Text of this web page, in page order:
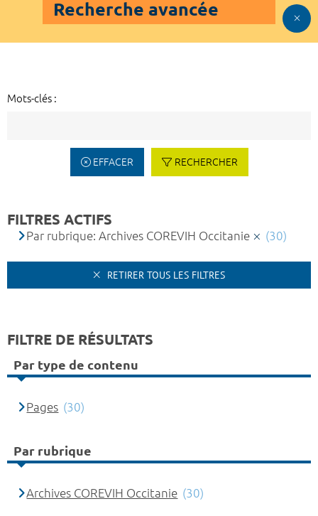
Recherche avancée
Mots-clés :
EFFACER RECHERCHER
FILTRES ACTIFS
Par rubrique: Archives COREVIH Occitanie (30)
RETIRER TOUS LES FILTRES
FILTRE DE RÉSULTATS
Par type de contenu
Pages (30)
Par rubrique
Archives COREVIH Occitanie (30)